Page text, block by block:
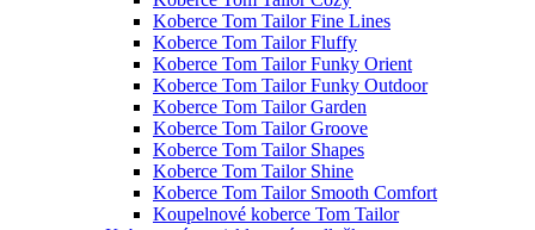
Koberce Tom Tailor Fine Lines
Koberce Tom Tailor Fluffy
Koberce Tom Tailor Funky Orient
Koberce Tom Tailor Funky Outdoor
Koberce Tom Tailor Garden
Koberce Tom Tailor Groove
Koberce Tom Tailor Shapes
Koberce Tom Tailor Shine
Koberce Tom Tailor Smooth Comfort
Koupelnové koberce Tom Tailor